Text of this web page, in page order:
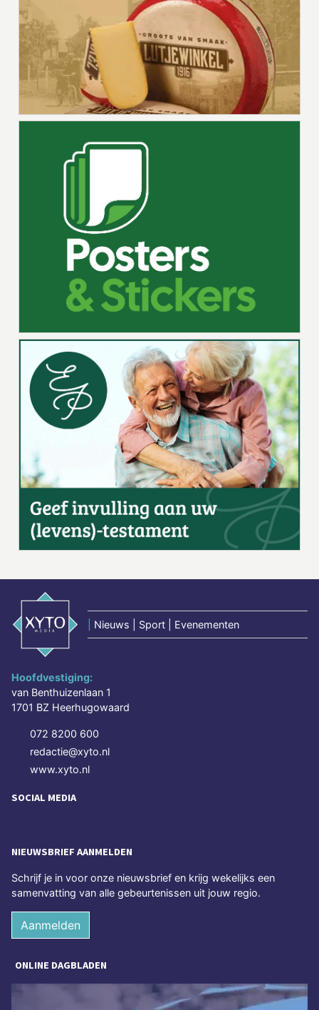
Nieuws | Sport | Evenementen
Hoofdvestiging:
van Benthuizenlaan 1
1701 BZ Heerhugowaard
072 8200 600
redactie@xyto.nl
www.xyto.nl
SOCIAL MEDIA
NIEUWSBRIEF AANMELDEN
Schrijf je in voor onze nieuwsbrief en krijg wekelijks een
samenvatting van alle gebeurtenissen uit jouw regio.
Aanmelden
ONLINE DAGBLADEN